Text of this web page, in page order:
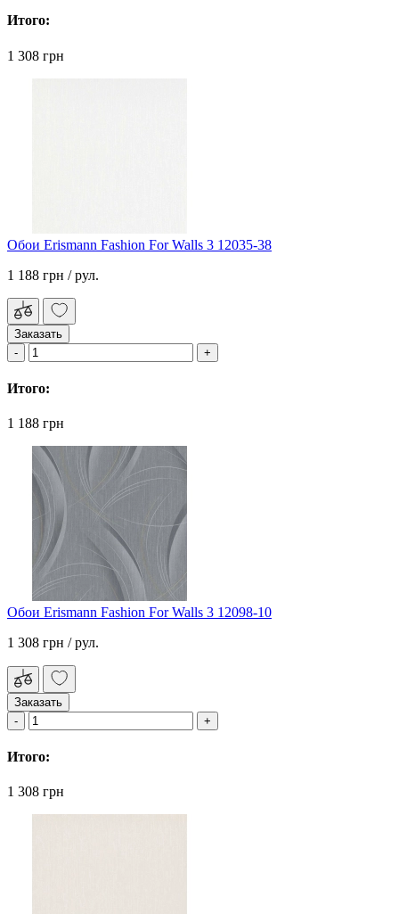
Итого:
1 308 грн
Обои Erismann Fashion For Walls 3 12035-38
1 188 грн / рул.
Заказать
Итого:
1 188 грн
Обои Erismann Fashion For Walls 3 12098-10
1 308 грн / рул.
Заказать
Итого:
1 308 грн